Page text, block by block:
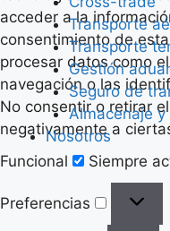
acceder a la
consentimiento de
procesar datos como
navegación o las
No consentir o retirar
negativamente a
Funcional
Siempre
Preferencias
Transporte
Transporte
Gestión
Seguro de
Almacenaje
Nosotros